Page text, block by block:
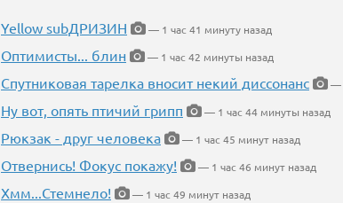
Yellow subДРИЗИН
— 1 час 41 минуту назад
Оптимисты... блин
— 1 час 42 минуты назад
Спутниковая тарелка вносит некий диссонанс
—
Ну вот, опять птичий грипп
— 1 час 44 минуты назад
Рюкзак - друг человека
— 1 час 45 минут назад
Отвернись! Фокус покажу!
— 1 час 46 минут назад
Хмм...Стемнело!
— 1 час 49 минут назад